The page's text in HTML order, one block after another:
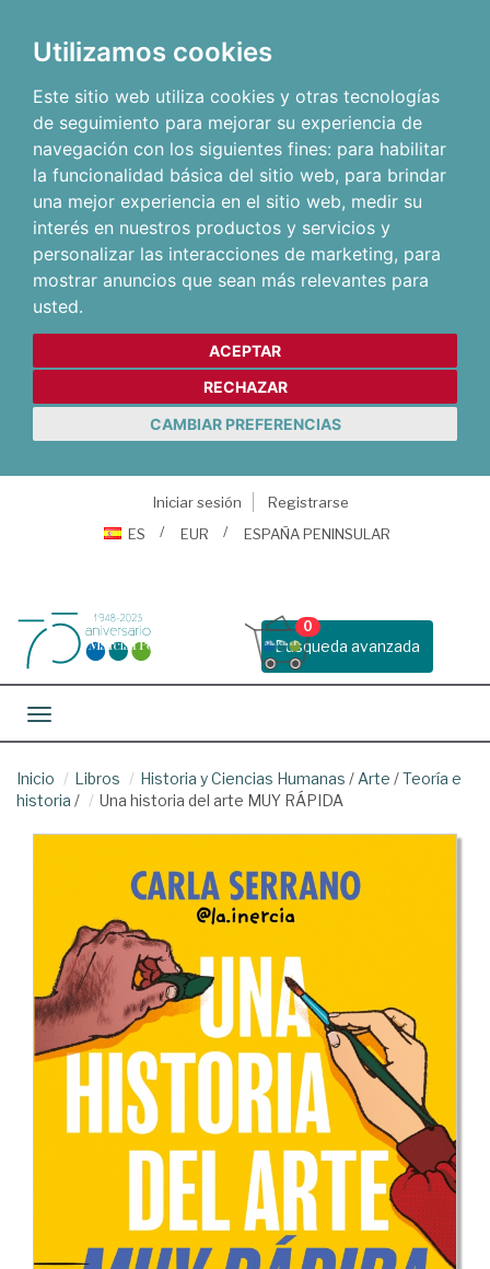
Utilizamos cookies
Este sitio web utiliza cookies y otras tecnologías
de seguimiento para mejorar su experiencia de
navegación con los siguientes fines: para habilitar
la funcionalidad básica del sitio web, para brindar
una mejor experiencia en el sitio web, medir su
interés en nuestros productos y servicios y
personalizar las interacciones de marketing, para
mostrar anuncios que sean más relevantes para
usted.
ACEPTAR
RECHAZAR
CAMBIAR PREFERENCIAS
Iniciar sesión
Registrarse
ES
EUR ESPAÑA PENINSULAR
Busqueda avanzada
0
Toggle navigation
Inicio Libros Historia y Ciencias Humanas / Arte /Teoría e
historia / Una historia del arte MUY RÁPIDA